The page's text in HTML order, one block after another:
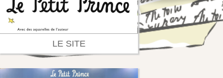
LE SITE